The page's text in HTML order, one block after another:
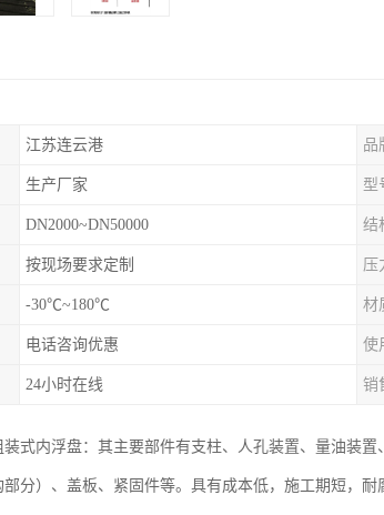
江苏连云港 品
生产厂家 型
DN2000~DN50000 结
按现场要求定制 压
-30℃~180℃ 材
电话咨询优惠 使
24小时在线 销
装式内浮盘：其主要部件有支柱、人孔装置、量油装
分）、盖板、紧固件等。具有成本低，施工期短，